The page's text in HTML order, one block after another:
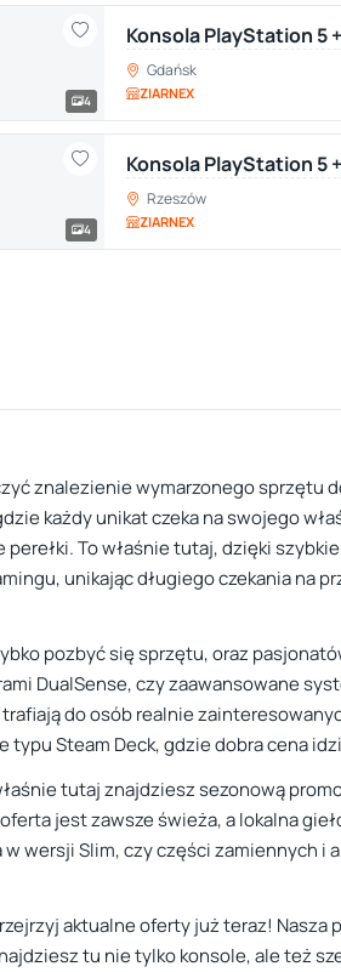
4
Konsola PlayStation 5
Gdańsk
ZIARNEX
4
Konsola PlayStation 5
Rzeszów
ZIARNEX
znalezienie wymarzonego sprzętu
każdy unikat czeka na swojego
To właśnie tutaj, dzięki
unikając długiego czekania na
pozbyć się sprzętu, oraz
DualSense, czy zaawansowane
do osób realnie
Steam Deck, gdzie dobra cena
tutaj znajdziesz sezonową
jest zawsze świeża, a lokalna
wersji Slim, czy części zamiennych i
aktualne oferty już teraz!
tu nie tylko konsole, ale też